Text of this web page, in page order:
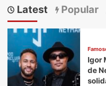
Latest Popular
Igor
de